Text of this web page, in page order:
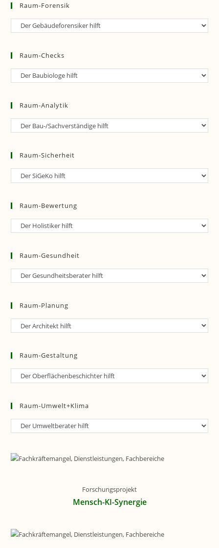
Raum-Forensik
Raum-
Raum-Checks
Raum-
Raum-Analytik
Raum-
Raum-Sicherheit
Raum-
Raum-Bewertung
Raum-
Raum-Gesundheit
Raum-
Raum-Planung
Raum-
Raum-Gestaltung
Raum-
Raum-Umwelt+Klima
Raum-
Forschungsprojekt
Mensch-KI-Synergie